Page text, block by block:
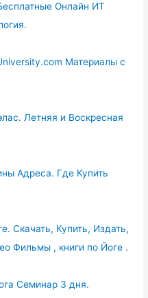
Онлайн ИТ
Материалы с
Летняя и Воскресная
Адреса. Где Купить
Скачать, Купить, Издать,
Фильмы , книги по Йоге .
Семинар 3 дня.